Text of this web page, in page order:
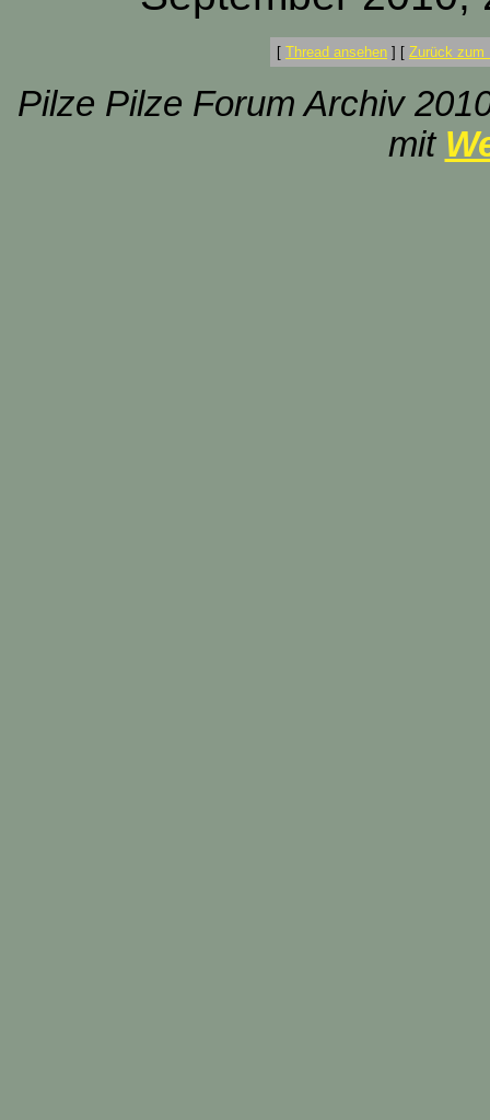
[ Thread ansehen ] [ Zurück zum
Pilze Pilze Forum Archiv
mit